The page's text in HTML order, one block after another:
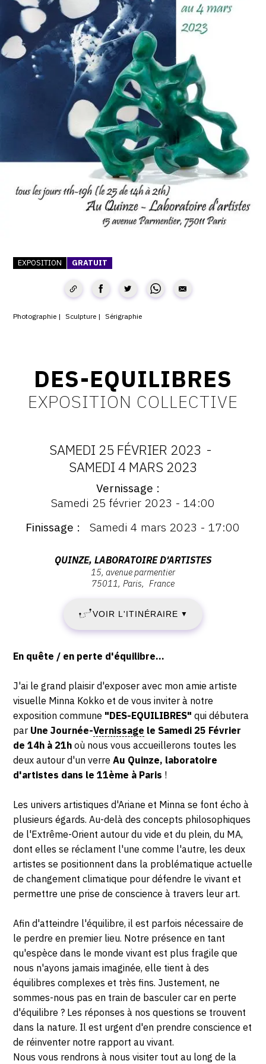
SERVICES
CRÉER SON CATALOGUE RAISONNÉ
ABONNEMENTS DÉDIÉS AUX GALERISTES
CRÉER SON SITE ARTISTE
CRÉER SON CATALOGUE D'EXPO
PUBLIER SES EXPOSITIONS
DEVENIR CONTRIBUTEUR
À PROPOS
À PROPOS D'OAM
CONTACT
SUIVEZ-NOUS
INSTAGRAM
TWITTER
EXPOSITION GRATUIT
Photographie Sculpture Sérigraphie
DES-EQUILIBRES
EXPOSITION COLLECTIVE
DATES
:
SAMEDI
FÉVRIER
-
SAMEDI
MARS
2023
SAMEDI 25 FÉVRIER 2023 -
SAMEDI 4 MARS 2023
Samedi
Vernissage
Samedi 25 février 2023 - 14:00
Finissage
Samedi 4 mars 2023 - 17:00
Adresse
avenue
Parmentier
,
75011
Paris
QUINZE, LABORATOIRE D'ARTISTES
15, avenue parmentier
75011 Paris France
VOIR L'ITINÉRAIRE ▼
Description,
En quête / en perte d'équilibre…
J'ai le grand plaisir d'exposer avec mon amie artiste
visuelle Minna Kokko et de vous inviter à notre
exposition commune "DES-EQUILIBRES" qui débutera
par Une Journée-Vernissage le Samedi 25 Février
de 14h à 21h où nous vous accueillerons toutes les
deux autour d'un verreAu Quinze, laboratoire
d'artistes dans le 11ème à Paris !
Les univers artistiques d'Ariane et Minna se font écho à
plusieurs égards. Au-delà des concepts philosophiques
de l'Extrême-Orient autour du vide et du plein, du MA,
dont elles se réclament l'une comme l'autre, les deux
artistes se positionnent dans la problématique actuelle
de changement climatique pour défendre le vivant et
permettre une prise de conscience à travers leur art.
Afin d'atteindre l'équilibre, il est parfois nécessaire de
le perdre en premier lieu. Notre présence en tant
qu'espèce dans le monde vivant est plus fragile que
nous n'ayons jamais imaginée, elle tient à des
équilibres complexes et très fins. Justement, ne
sommes-nous pas en train de basculer car en perte
d'équilibre ? Les réponses à nos questions se trouvent
dans la nature. Il est urgent d'en prendre conscience et
de réinventer notre rapport au vivant.
Nous vous rendrons à nous visiter tout au long de la